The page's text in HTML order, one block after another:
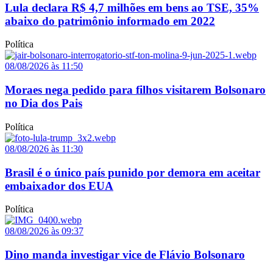
Lula declara R$ 4,7 milhões em bens ao TSE, 35%
abaixo do patrimônio informado em 2022
Política
08/08/2026 às 11:50
Moraes nega pedido para filhos visitarem Bolsonaro
no Dia dos Pais
Política
08/08/2026 às 11:30
Brasil é o único país punido por demora em aceitar
embaixador dos EUA
Política
08/08/2026 às 09:37
Dino manda investigar vice de Flávio Bolsonaro